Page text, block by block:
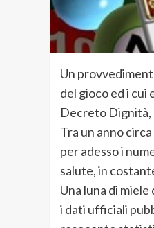
Un
del gioco ed i cui
Decreto Dignità,
Tra un anno
per adesso i
salute, in
Una luna di
i dati ufficiali